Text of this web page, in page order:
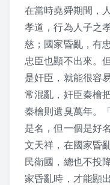
一份最好
我們能給
生活中的
2016懷少
弟子規教案
在當時堯舜期間，
孝道，行為人子之
慈；國家昏亂，有
忠臣也顯不出來。
是奸臣，就能很容
常混亂，奸臣秦檜
秦檜則遺臭萬年。
是名，但一個是好
文天祥，在國家昏
民衛國，總也不投
家昏亂時，才能顯